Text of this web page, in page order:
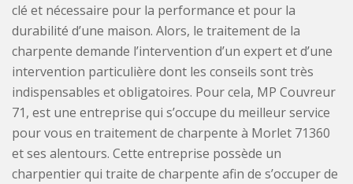
clé et nécessaire pour la performance et pour la
durabilité d’une maison. Alors, le traitement de la
charpente demande l’intervention d’un expert et d’une
intervention particulière dont les conseils sont très
indispensables et obligatoires. Pour cela, MP Couvreur
71, est une entreprise qui s’occupe du meilleur service
pour vous en traitement de charpente à Morlet 71360
et ses alentours. Cette entreprise possède un
charpentier qui traite de charpente afin de s’occuper de